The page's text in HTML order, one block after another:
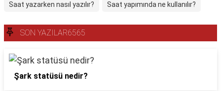
Saat yazarken nasıl yazılır? Saat yapımında ne kullanılır?
SON YAZILAR6565
Şark statüsü nedir?